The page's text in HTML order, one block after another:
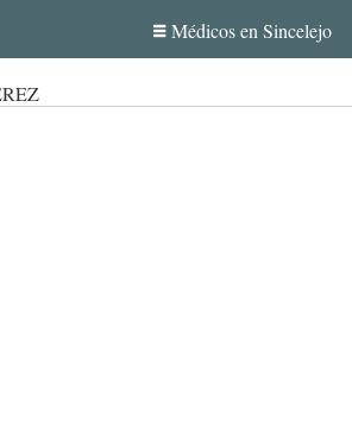
Médicos en Sincelejo